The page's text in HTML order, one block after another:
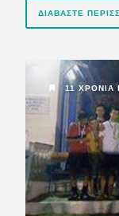
ΔΙΑΒΆΣΤΕ
11 ΧΡΌΝΙΑ